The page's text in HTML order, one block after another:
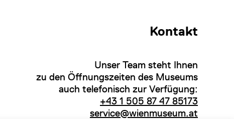
Kontakt
Unser Team steht Ihnen
zu den Öffnungszeiten des Museums
auch telefonisch zur Verfügung:
+43 1 505 87 47 85173
service@wienmuseum.at